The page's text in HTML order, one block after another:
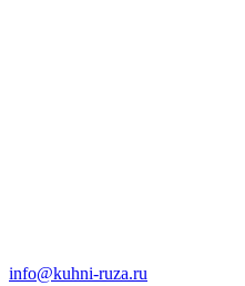
info@kuhni-ruza.ru